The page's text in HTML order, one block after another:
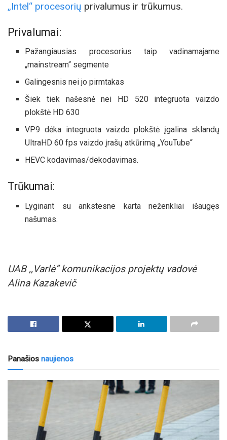
„Intel“ procesorių privalumus ir trūkumus.
Privalumai:
Pažangiausias procesorius taip vadinamajame
„mainstream“ segmente
Galingesnis nei jo pirmtakas
Šiek tiek našesnė nei HD 520 integruota vaizdo
plokštė HD 630
VP9 dėka integruota vaizdo plokštė įgalina sklandų
UltraHD 60 fps vaizdo įrašų atkūrimą „YouTube“
HEVC kodavimas/dekodavimas.
Trūkumai:
Lyginant su ankstesne karta neženkliai išaugęs
našumas.
UAB ,,Varlė” komunikacijos projektų vadovė
Alina Kazakevič
Panašios naujienos